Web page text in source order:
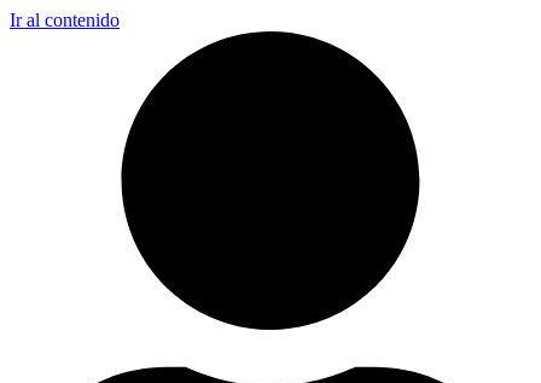
Ir al contenido